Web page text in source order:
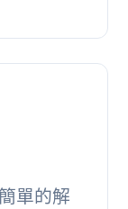
and
單的解